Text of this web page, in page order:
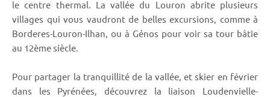
le centre thermal. La vallée du Louron abrite plusieurs
villages qui vous vaudront de belles excursions, comme à
Borderes-Louron-Ilhan, ou à Génos pour voir sa tour bâtie
au 12ème siècle.
Pour partager la tranquillité de la vallée, et skier en février
dans les Pyrénées, découvrez la liaison Loudenvielle-